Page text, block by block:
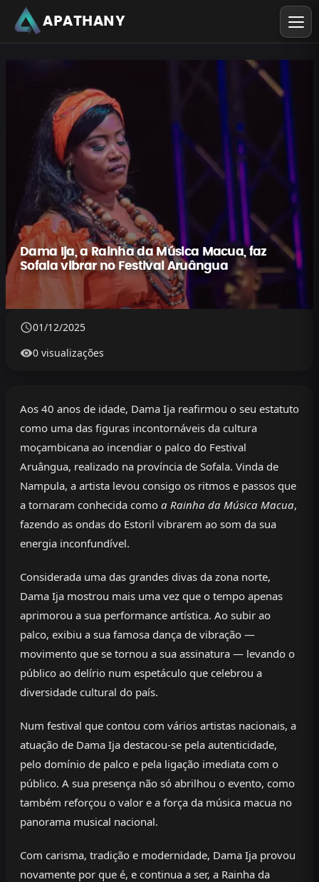
APATHANY
Dama Ija, a Rainha da Música Macua, faz
Sofala vibrar no Festival Aruângua
01/12/2025
0 visualizações
Aos 40 anos de idade, Dama Ija reafirmou o seu estatuto
como uma das figuras incontornáveis da cultura
moçambicana ao incendiar o palco do Festival
Aruângua, realizado na província de Sofala. Vinda de
Nampula, a artista levou consigo os ritmos e passos que
a tornaram conhecida como a Rainha da Música Macua,
fazendo as ondas do Estoril vibrarem ao som da sua
energia inconfundível.
Considerada uma das grandes divas da zona norte,
Dama Ija mostrou mais uma vez que o tempo apenas
aprimorou a sua performance artística. Ao subir ao
palco, exibiu a sua famosa dança de vibração —
movimento que se tornou a sua assinatura — levando o
público ao delírio num espetáculo que celebrou a
diversidade cultural do país.
Num festival que contou com vários artistas nacionais, a
atuação de Dama Ija destacou-se pela autenticidade,
pelo domínio de palco e pela ligação imediata com o
público. A sua presença não só abrilhou o evento, como
também reforçou o valor e a força da música macua no
panorama musical nacional.
Com carisma, tradição e modernidade, Dama Ija provou
novamente por que é, e continua a ser, a Rainha da